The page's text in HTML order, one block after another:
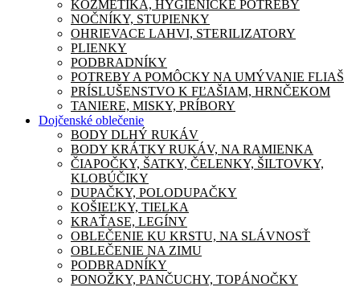
KOZMETIKA, HYGIENICKÉ POTREBY
NOČNÍKY, STUPIENKY
OHRIEVACE LAHVI, STERILIZATORY
PLIENKY
PODBRADNÍKY
POTREBY A POMÔCKY NA UMÝVANIE FLIAŠ
PRÍSLUŠENSTVO K FĽAŠIAM, HRNČEKOM
TANIERE, MISKY, PRÍBORY
Dojčenské oblečenie
BODY DLHÝ RUKÁV
BODY KRÁTKY RUKÁV, NA RAMIENKA
ČIAPOČKY, ŠATKY, ČELENKY, ŠILTOVKY,
KLOBÚČIKY
DUPAČKY, POLODUPAČKY
KOŠIEĽKY, TIELKA
KRAŤASE, LEGÍNY
OBLEČENIE KU KRSTU, NA SLÁVNOSŤ
OBLEČENIE NA ZIMU
PODBRADNÍKY
PONOŽKY, PANČUCHY, TOPÁNOČKY